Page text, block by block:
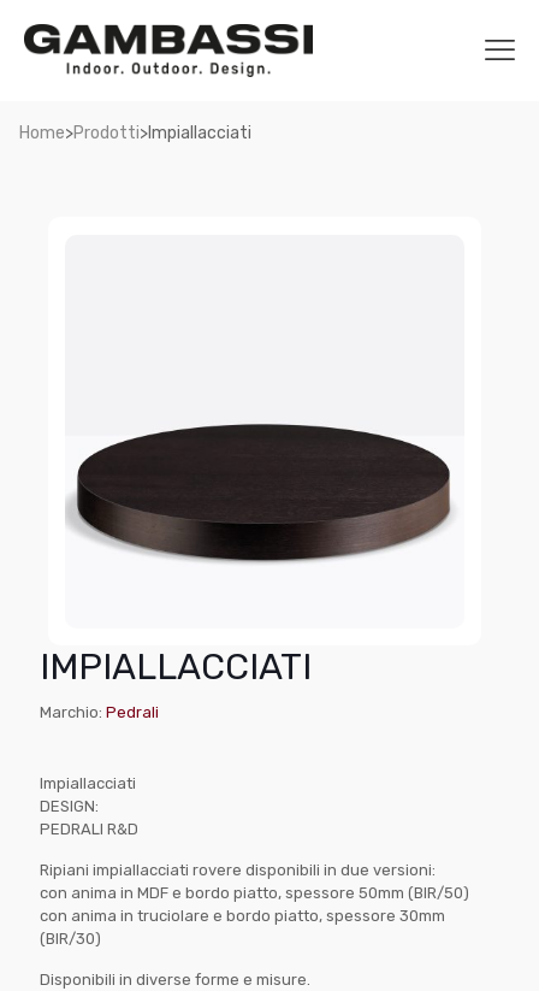
Home>Prodotti>Impiallacciati
IMPIALLACCIATI
Marchio: Pedrali
Impiallacciati
DESIGN:
PEDRALI R&D
Ripiani impiallacciati rovere disponibili in due versioni:
con anima in MDF e bordo piatto, spessore 50mm (BIR/50)
con anima in truciolare e bordo piatto, spessore 30mm
(BIR/30)
Disponibili in diverse forme e misure.